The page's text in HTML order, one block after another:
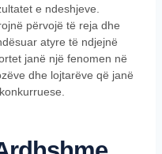
e ndeshjeve.
përvojë të reja dhe
atyre të ndjejnë
janë një fenomen në
dhe lojtarëve që janë